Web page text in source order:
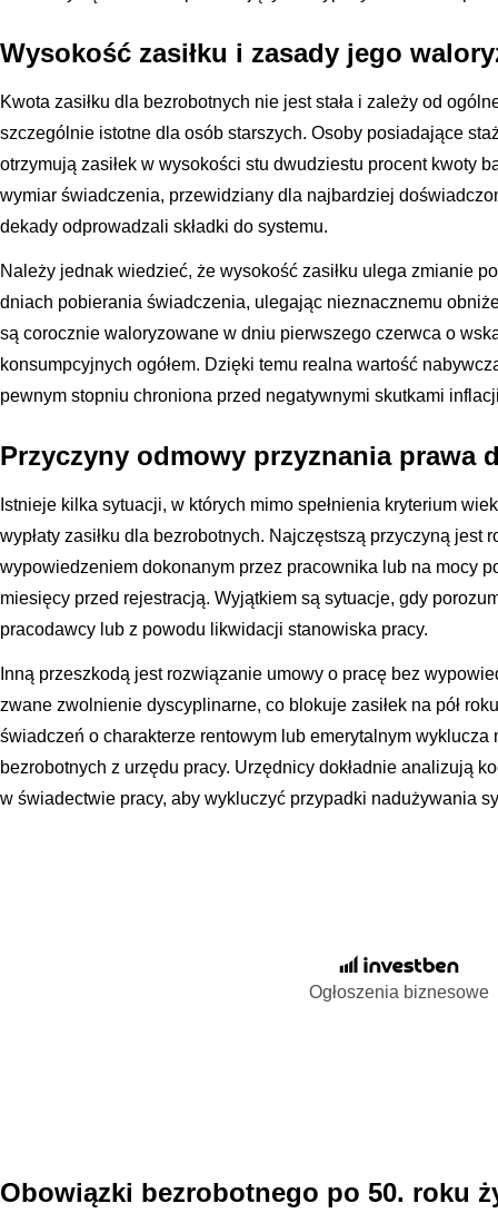
Wysokość zasiłku i zasady jego
Kwota zasiłku dla bezrobotnych nie jest stała i zależy od
szczególnie istotne dla osób starszych. Osoby posiadające
otrzymują zasiłek w wysokości stu dwudziestu procent kwoty
wymiar świadczenia, przewidziany dla najbardziej
dekady odprowadzali składki do systemu.
Należy jednak wiedzieć, że wysokość zasiłku ulega zmianie
dniach pobierania świadczenia, ulegając nieznacznemu
są corocznie waloryzowane w dniu pierwszego czerwca o
konsumpcyjnych ogółem. Dzięki temu realna wartość
pewnym stopniu chroniona przed negatywnymi skutkami
Przyczyny odmowy przyznania prawa
Istnieje kilka sytuacji, w których mimo spełnienia kryterium
wypłaty zasiłku dla bezrobotnych. Najczęstszą przyczyną jest
wypowiedzeniem dokonanym przez pracownika lub na mocy
miesięcy przed rejestracją. Wyjątkiem są sytuacje, gdy
pracodawcy lub z powodu likwidacji stanowiska pracy.
Inną przeszkodą jest rozwiązanie umowy o pracę bez
zwane zwolnienie dyscyplinarne, co blokuje zasiłek na pół
świadczeń o charakterze rentowym lub emerytalnym wyklucza
bezrobotnych z urzędu pracy. Urzędnicy dokładnie analizują
w świadectwie pracy, aby wykluczyć przypadki nadużywania
Ogłoszenia biznesowe
Obowiązki bezrobotnego po 50. roku